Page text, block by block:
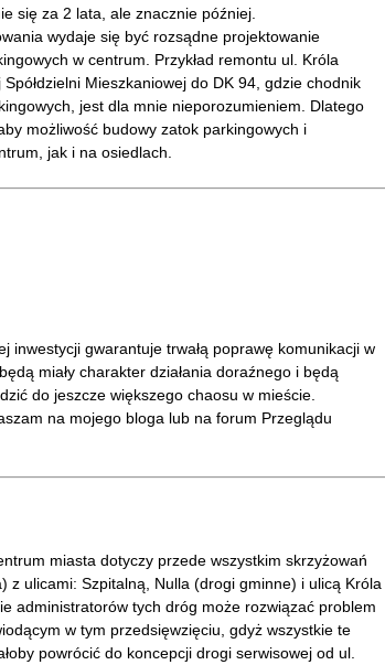
się za 2 lata, ale znacznie później.
wydaje się być rozsądne projektowanie
w centrum. Przykład remontu ul. Króla
Mieszkaniowej do DK 94, gdzie chodnik
jest dla mnie nieporozumieniem. Dlatego
możliwość budowy zatok parkingowych i
jak i na osiedlach.
inwestycji gwarantuje trwałą poprawę komunikacji w
miały charakter działania doraźnego i będą
do jeszcze większego chaosu w mieście.
na mojego bloga lub na forum Przeglądu
miasta dotyczy przede wszystkim skrzyżowań
ulicami: Szpitalną, Nulla (drogi gminne) i ulicą Króla
administratorów tych dróg może rozwiązać problem
w tym przedsięwzięciu, gdyż wszystkie te
powrócić do koncepcji drogi serwisowej od ul.